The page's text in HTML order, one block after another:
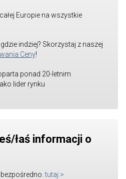
Europie na wszystkie
indziej? Skorzystaj z naszej
Ceny!
ponad 20-letnim
lider rynku
łaś informacji o
tutaj >